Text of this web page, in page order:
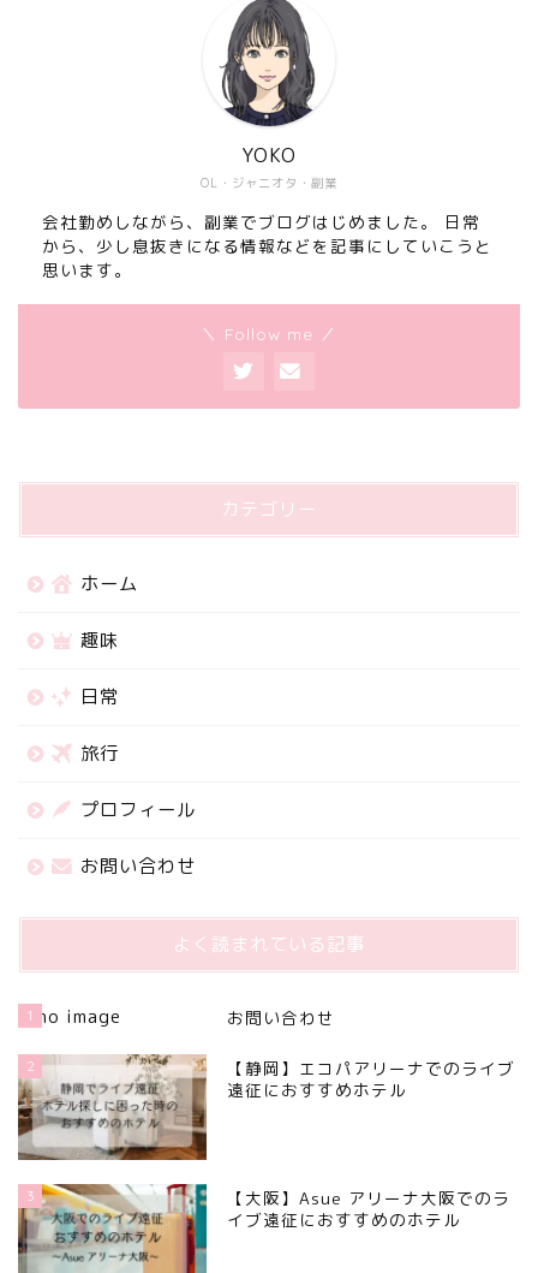
OL・ジャニオタ・副業
YOKO
会社勤めしながら、副業でブログはじめました。 日常
から、少し息抜きになる情報などを記事にしていこうと
思います。
＼ Follow me ／
カテゴリー
ホーム
趣味
日常
旅行
プロフィール
お問い合わせ
よく読まれている記事
1 お問い合わせ
2
【静岡】エコパアリーナでのライブ
遠征におすすめホテル
3
【大阪】Asue アリーナ大阪でのラ
イブ遠征におすすめのホテル